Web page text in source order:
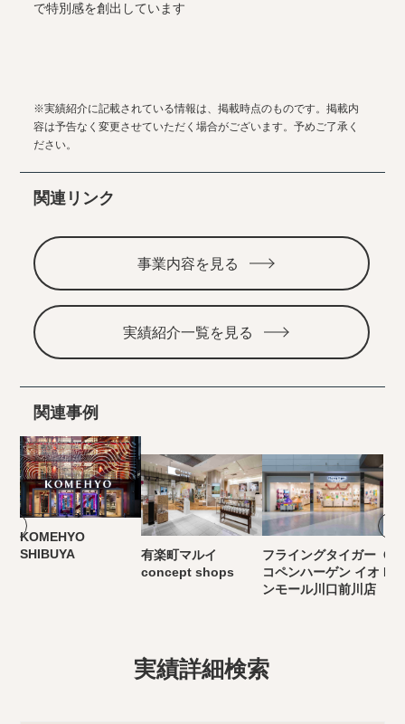
で特別感を創出しています
※実績紹介に記載されている情報は、掲載時点のものです。掲載内
容は予告なく変更させていただく場合がございます。予めご了承く
ださい。
関連リンク
事業内容を見る
実績紹介一覧を見る
関連事例
KOMEHYO
SHIBUYA
有楽町マルイ
concept shops
フライングタイガー
コペンハーゲン イオ
ンモール川口前川店
実績詳細検索